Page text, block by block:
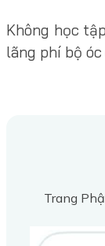
Không học
lãng phí bộ
Trang